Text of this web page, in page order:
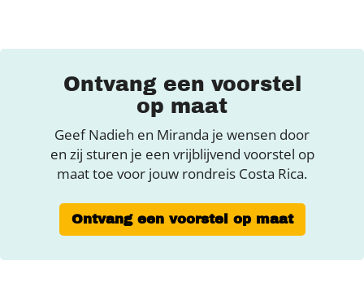
Ontvang een voorstel
op maat
Geef Nadieh en Miranda je wensen door
en zij sturen je een vrijblijvend voorstel op
maat toe voor jouw rondreis Costa Rica.
Ontvang een voorstel op maat